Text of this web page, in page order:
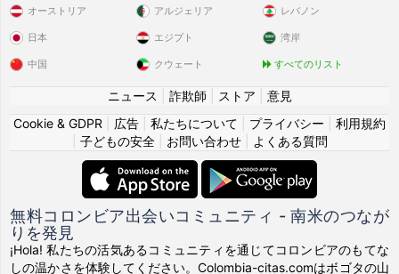
オーストリア
日本
中国
アルジェリア
エジプト
クウェート
レバノン
湾岸
すべてのリスト
ニュース 詐欺師 ストア
意見
Cookie & GDPR
広告 私たちについて プライバシー
利用規約
子どもの安全| お問い合わせ| よくある質問
無料コロンビア出会いコミュニティ - 南米のつなが
りを発見
¡Hola! 私たちの活気あるコミュニティを通じてコロンビアのもてな
しの温かさを体験してください。Colombia-citas.comはボゴタの山